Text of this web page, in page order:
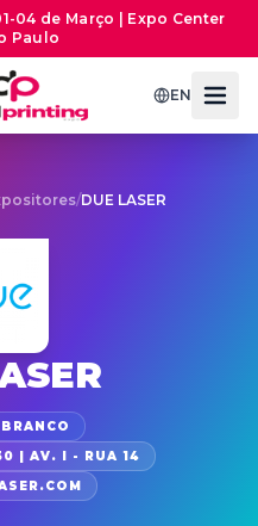
04 de Março | Expo Center
Paulo
EN
/DUE LASER
| AV. I - RUA 14